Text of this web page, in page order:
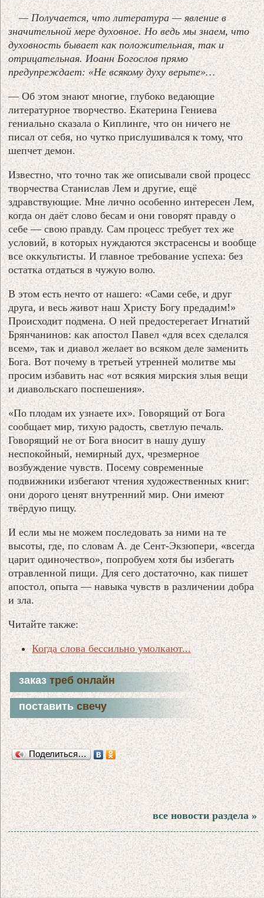
— Получается, что литература — явление в
значительной мере духовное. Но ведь мы знаем, что
духовность бывает как положительная, так и
отрицательная. Иоанн Богослов прямо
предупреждает: «Не всякому духу верьте»…
— Об этом знают многие, глубоко ведающие
литературное творчество. Екатерина Гениева
гениально сказала о Киплинге, что он ничего не
писал от себя, но чутко прислушивался к тому, что
шепчет демон.
Известно, что точно так же описывали свой процесс
творчества Станислав Лем и другие, ещё
здравствующие. Мне лично особенно интересен Лем,
когда он даёт слово бесам и они говорят правду о
себе — свою правду. Сам процесс требует тех же
условий, в которых нуждаются экстрасенсы и вообще
все оккультисты. И главное требование успеха: без
остатка отдаться в чужую волю.
В этом есть нечто от нашего: «Сами себе, и друг
друга, и весь живот наш Христу Богу предадим!»
Происходит подмена. О ней предостерегает Игнатий
Брянчанинов: как апостол Павел «для всех сделался
всем», так и диавол желает во всяком деле заменить
Бога. Вот почему в третьей утренней молитве мы
просим избавить нас «от всякия мирския злыя вещи
и диавольскаго поспешения».
«По плодам их узнаете их». Говорящий от Бога
сообщает мир, тихую радость, светлую печаль.
Говорящий не от Бога вносит в нашу душу
неспокойный, немирный дух, чрезмерное
возбуждение чувств. Посему современные
подвижники избегают чтения художественных книг:
они дорого ценят внутренний мир. Они имеют
твёрдую пищу.
И если мы не можем последовать за ними на те
высоты, где, по словам А. де Сент-Экзюпери, «всегда
царит одиночество», попробуем хотя бы избегать
отравленной пищи. Для сего достаточно, как пишет
апостол, опыта — навыка чувств в различении добра
и зла.
Читайте также:
Когда слова бессильно умолкают...
заказтреб онлайн
поставитьсвечу
Поделиться…
все новости раздела »